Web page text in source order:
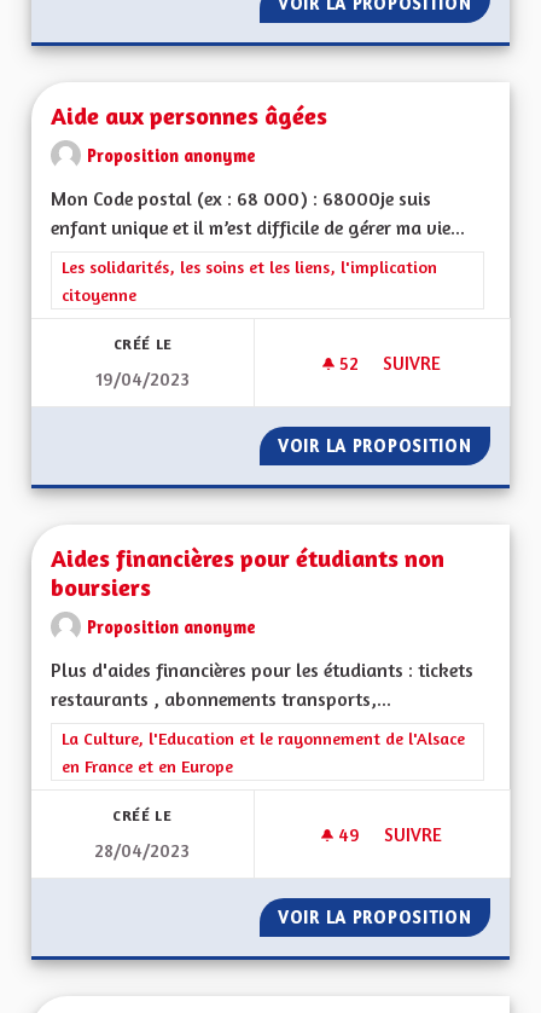
Aide aux personnes âgées
Proposition anonyme
Mon Code postal (ex : 68 000) : 68000je suis
enfant unique et il m’est difficile de gérer ma vie...
Filtrer les résultats de la catégorie : Les solidarités, les soins
Les solidarités, les soins et les liens, l'implication
citoyenne
CRÉÉ LE
19/04/2023
52 52 ABONNÉS
SUIVRE
VOIR LA PROPOSITION AIDE
Aides financières pour étudiants non
boursiers
Proposition anonyme
Plus d'aides financières pour les étudiants : tickets
restaurants , abonnements transports,...
Filtrer les résultats de la catégorie : La Culture, l'Education et
La Culture, l'Education et le rayonnement de l'Alsace
en France et en Europe
CRÉÉ LE
28/04/2023
49 49 ABONNÉS
SUIVRE
VOIR LA PROPOSITION AIDES